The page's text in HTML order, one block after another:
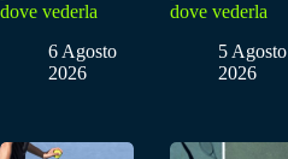
dove vederla
6 Agosto
2026
dove vederla
5 Agosto
2026